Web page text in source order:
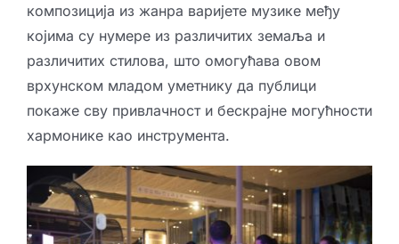
композиција из жанра варијете музике међу
којима су нумере из различитих земаља и
различитих стилова, што омогућава овом
врхунском младом уметнику да публици
покаже сву привлачност и бескрајне могућности
хармонике као инструмента.